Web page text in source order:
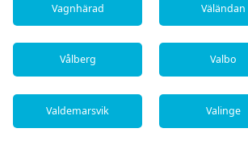
Vagnhärad Väländan
Vålberg Valbo
Valdemarsvik Valinge